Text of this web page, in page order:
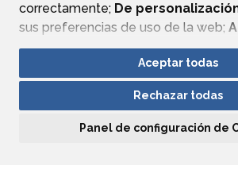
correctamente; De
sus preferencias de uso de la web;
mejorar el funcionamiento de la
Si acepta pulsando el botón
consideramos que acepta su uso. Si
ninguna acción, se guardarán las
Aceptar todas
Rechazar todas
Panel de configuración de